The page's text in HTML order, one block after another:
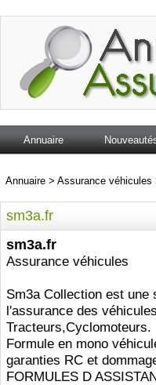
Annuaire
Annuaire > Assurance véhicules
sm3a.fr
sm3a.fr
Assurance véhicules
Sm3a Collection est une
l'assurance des
Tracteurs,Cyclomoteurs.
Formule en mono
garanties RC et
FORMULES D